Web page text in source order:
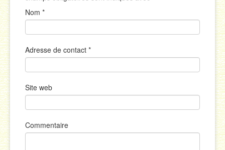
Nom *
Adresse de contact *
Site web
Commentaire